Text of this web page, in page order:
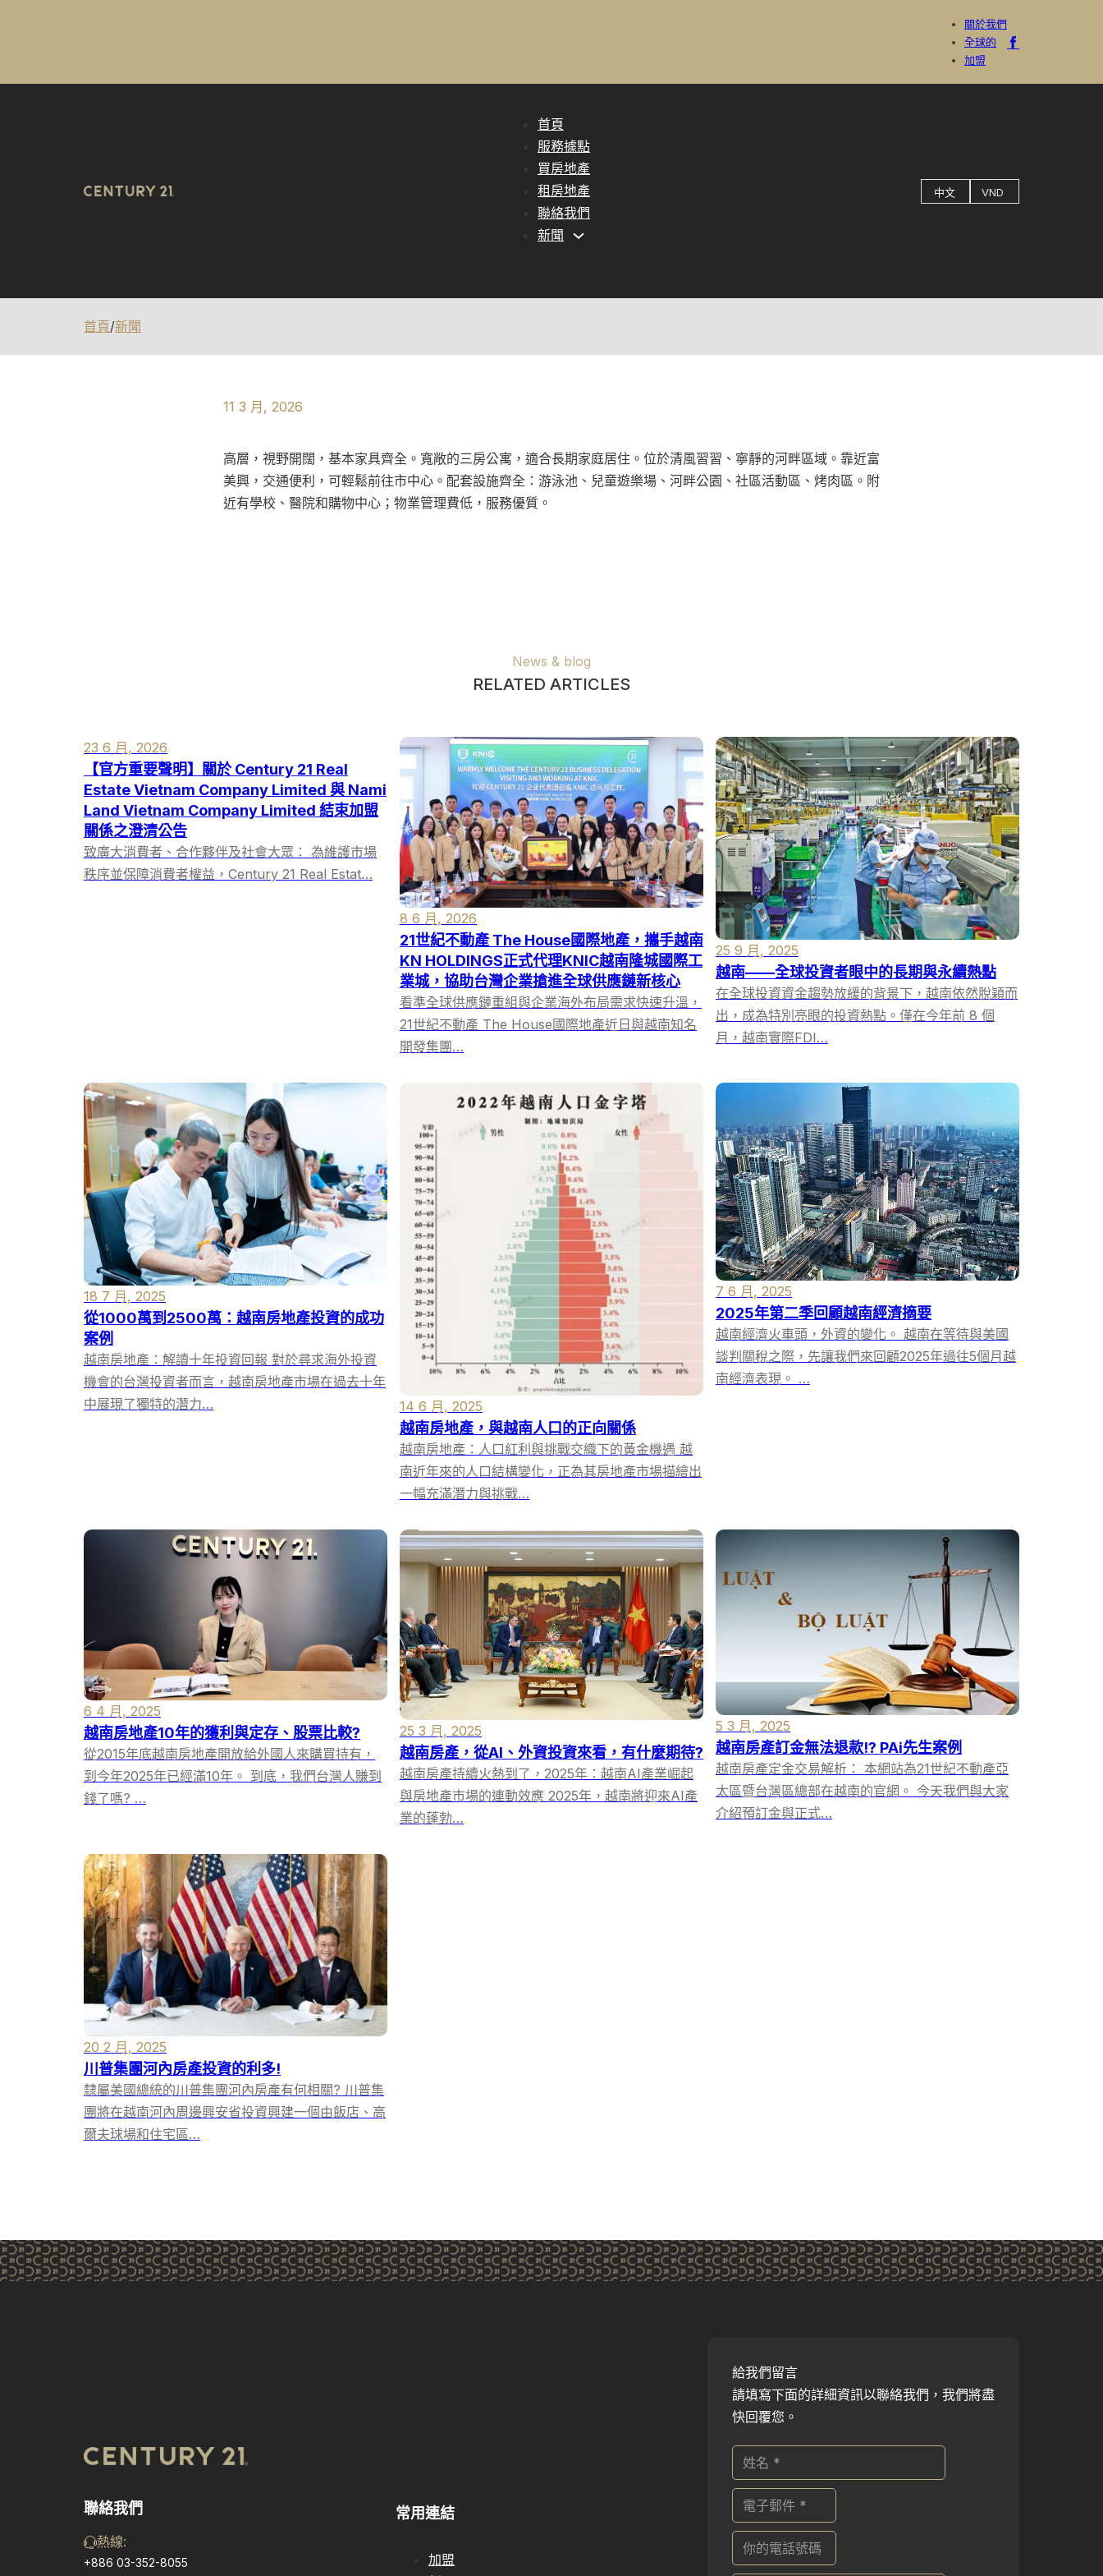
關於我們
全球的
加盟
首頁
服務據點
買房地產
租房地產
聯絡我們
新聞
首頁/新聞
11 3 月, 2026
高層，視野開闊，基本家具齊全。寬敞的三房公寓，適合長期家庭居住。位於清風習習、寧靜的河畔區域。靠近富
美興，交通便利，可輕鬆前往市中心。配套設施齊全：游泳池、兒童遊樂場、河畔公園、社區活動區、烤肉區。附
近有學校、醫院和購物中心；物業管理費低，服務優質。
News & blog
RELATED ARTICLES
23 6 月, 2026
【官方重要聲明】關於 Century 21 Real
Estate Vietnam Company Limited 與 Nami
Land Vietnam Company Limited 結束加盟
關係之澄清公告
致廣大消費者、合作夥伴及社會大眾： 為維護市場
秩序並保障消費者權益，Century 21 Real Estat…
8 6 月, 2026
21世紀不動產 The House國際地產，攜手越南
KN HOLDINGS正式代理KNIC越南隆城國際工
業城，協助台灣企業搶進全球供應鏈新核心
看準全球供應鏈重組與企業海外布局需求快速升溫，
21世紀不動產 The House國際地產近日與越南知名
開發集團…
25 9 月, 2025
越南——全球投資者眼中的長期與永續熱點
在全球投資資金趨勢放緩的背景下，越南依然脫穎而
出，成為特別亮眼的投資熱點。僅在今年前 8 個
月，越南實際FDI…
18 7 月, 2025
從1000萬到2500萬：越南房地產投資的成功
案例
越南房地產：解讀十年投資回報 對於尋求海外投資
機會的台灣投資者而言，越南房地產市場在過去十年
中展現了獨特的潛力…
14 6 月, 2025
越南房地產，與越南人口的正向關係
越南房地產：人口紅利與挑戰交織下的黃金機遇 越
南近年來的人口結構變化，正為其房地產市場描繪出
一幅充滿潛力與挑戰…
7 6 月, 2025
2025年第二季回顧越南經濟摘要
越南經濟火車頭，外資的變化。 越南在等待與美國
談判關稅之際，先讓我們來回顧2025年過往5個月越
南經濟表現。 …
6 4 月, 2025
越南房地產10年的獲利與定存、股票比較?
從2015年底越南房地產開放給外國人來購買持有，
到今年2025年已經滿10年。 到底，我們台灣人賺到
錢了嗎? …
25 3 月, 2025
越南房產，從AI、外資投資來看，有什麼期待?
越南房產持續火熱到了，2025年：越南AI產業崛起
與房地產市場的連動效應 2025年，越南將迎來AI產
業的蓬勃…
5 3 月, 2025
越南房產訂金無法退款!? PAi先生案例
越南房產定金交易解析： 本網站為21世紀不動產亞
太區暨台灣區總部在越南的官網。 今天我們與大家
介紹預訂金與正式…
20 2 月, 2025
川普集團河內房產投資的利多!
隸屬美國總統的川普集團河內房產有何相關? 川普集
團將在越南河內周邊興安省投資興建一個由飯店、高
爾夫球場和住宅區…
聯絡我們
熱線:
+886 03-352-8055
常用連結
加盟
給我們留言
請填寫下面的詳細資訊以聯絡我們，我們將盡
快回覆您。